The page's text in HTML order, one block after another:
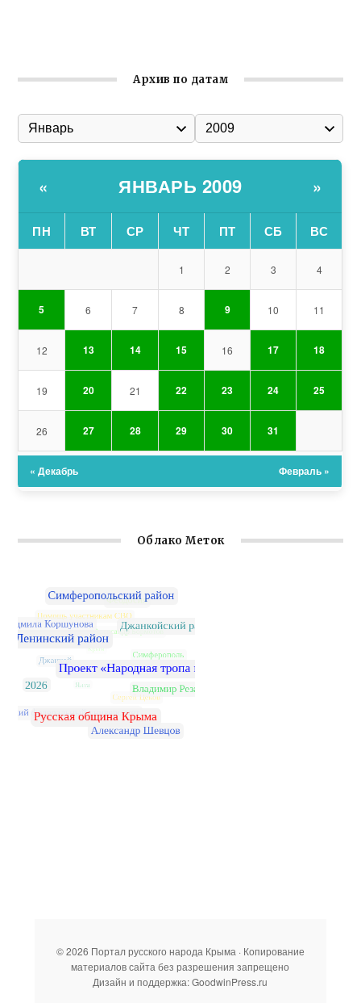
Архив по датам
« ЯНВАРЬ 2009 »
ПН ВТ СР ЧТ ПТ СБ ВС
1 2 3 4
5 6 7 8 9 10 11
12 13 14 15 16 17 18
19 20 21 22 23 24 25
26 27 28 29 30 31
« Декабрь Февраль »
Облако Меток
© 2026 Портал русского народа Крыма · Копирование
материалов сайта без разрешения запрещено
Дизайн и поддержка: GoodwinPress.ru